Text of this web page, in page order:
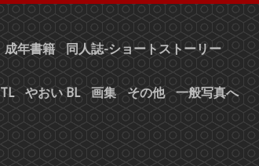
成年書籍 同人誌-ショートストーリー
TL やおい BL 画集 その他 一般写真へ